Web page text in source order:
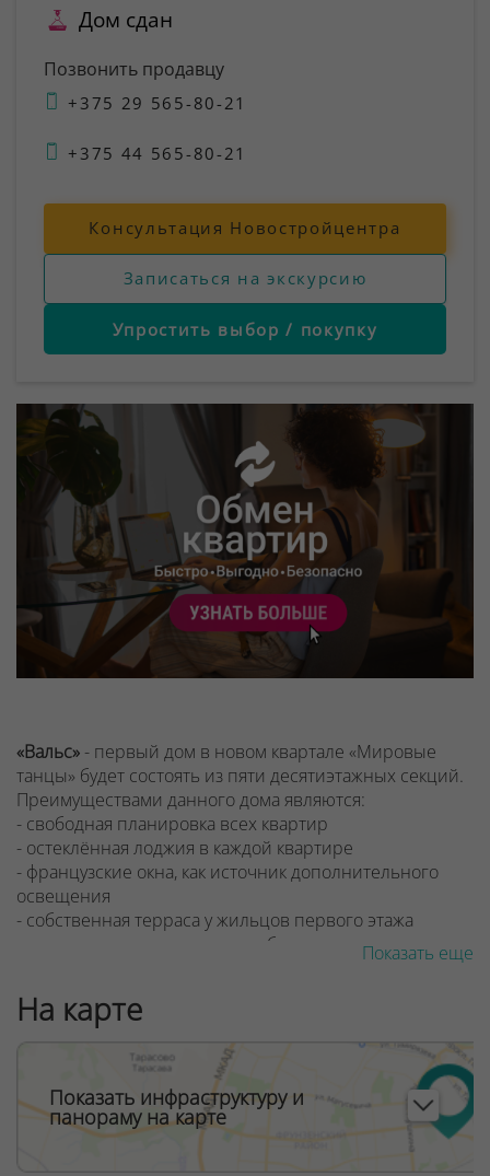
Дом сдан
Позвонить продавцу
+375 29 565-80-21
+375 44 565-80-21
Консультация Новостройцентра
Записаться на экскурсию
Упростить выбор / покупку
«Вальс» - первый дом в новом квартале «Мировые
танцы» будет состоять из пяти десятиэтажных секций.
Преимуществами данного дома являются:
- свободная планировка всех квартир
- остеклённая лоджия в каждой квартире
- французские окна, как источник дополнительного
освещения
- собственная терраса у жильцов первого этажа
- консьерж и система видеонаблюдения
№02240/129 от 06.09.06г.
Договор на оказание риэлтерских услуг № 447/6, от
Показать еще
На карте
Показать инфраструктуру и
панораму на карте